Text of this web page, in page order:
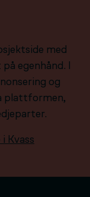
med
egenhånd. I
og
plattformen,
Kvass